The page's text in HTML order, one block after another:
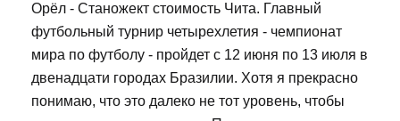
Орёл - Станожект стоимость Чита. Главный
футбольный турнир четырехлетия - чемпионат
мира по футболу - пройдет с 12 июня по 13 июля в
двенадцати городах Бразилии. Хотя я прекрасно
понимаю, что это далеко не тот уровень, чтобы